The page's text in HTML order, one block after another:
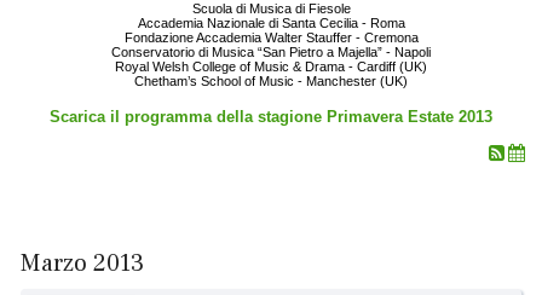
Scuola di Musica di Fiesole
Accademia Nazionale di Santa Cecilia - Roma
Fondazione Accademia Walter Stauffer - Cremona
Conservatorio di Musica “San Pietro a Majella” - Napoli
Royal Welsh College of Music & Drama - Cardiff (UK)
Chetham’s School of Music - Manchester (UK)
Scarica il programma della stagione Primavera Estate 2013
Marzo 2013